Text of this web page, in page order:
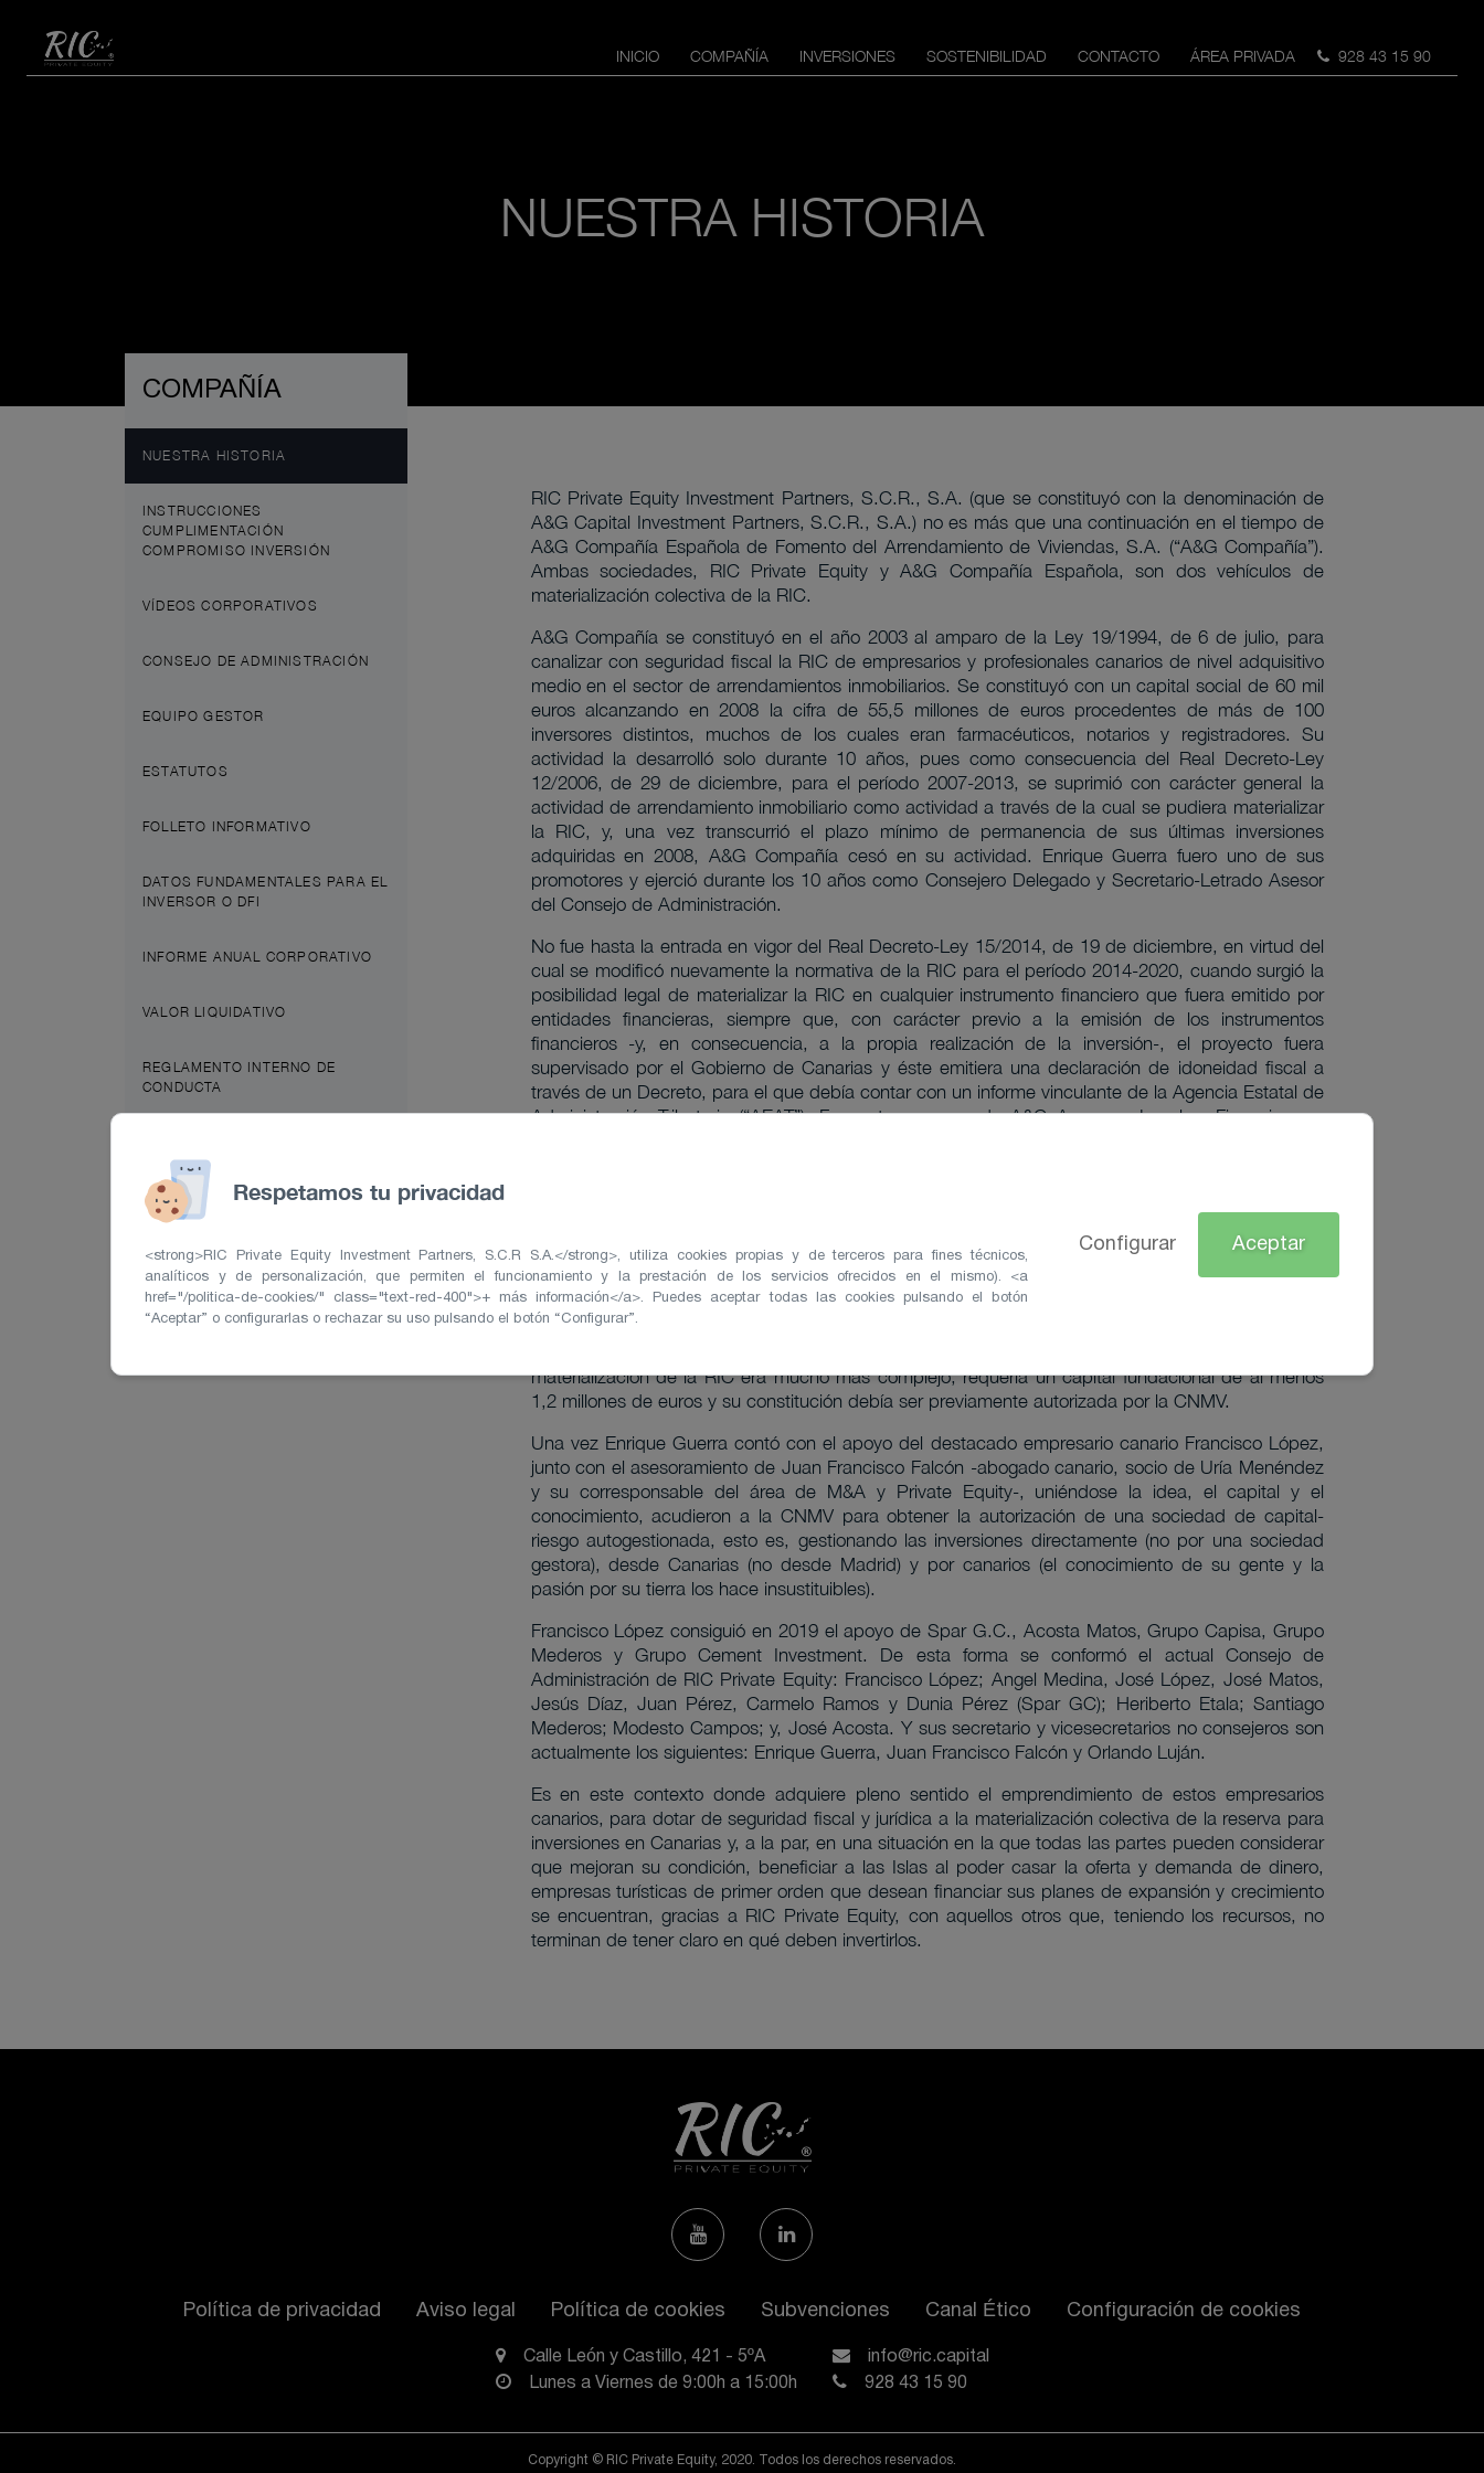
INICIO COMPAÑÍA INVERSIONES SOSTENIBILIDAD CONTACTO ÁREA PRIVADA 928 43 15 90
NUESTRA HISTORIA
COMPAÑÍA
NUESTRA HISTORIA
INSTRUCCIONES
CUMPLIMENTACIÓN
COMPROMISO INVERSIÓN
VÍDEOS CORPORATIVOS
CONSEJO DE ADMINISTRACIÓN
EQUIPO GESTOR
ESTATUTOS
FOLLETO INFORMATIVO
DATOS FUNDAMENTALES PARA EL
INVERSOR O DFI
INFORME ANUAL CORPORATIVO
VALOR LIQUIDATIVO
REGLAMENTO INTERNO DE
CONDUCTA
CUMPLIMIENTO NORMATIVO
RIC Private Equity Investment Partners, S.C.R., S.A. (que se constituyó con la denominación de
A&G Capital Investment Partners, S.C.R., S.A.) no es más que una continuación en el tiempo de
A&G Compañía Española de Fomento del Arrendamiento de Viviendas, S.A. (“A&G Compañía”).
Ambas sociedades, RIC Private Equity y A&G Compañía Española, son dos vehículos de
materialización colectiva de la RIC.
A&G Compañía se constituyó en el año 2003 al amparo de la Ley 19/1994, de 6 de julio, para
canalizar con seguridad fiscal la RIC de empresarios y profesionales canarios de nivel adquisitivo
medio en el sector de arrendamientos inmobiliarios. Se constituyó con un capital social de 60 mil
euros alcanzando en 2008 la cifra de 55,5 millones de euros procedentes de más de 100
inversores distintos, muchos de los cuales eran farmacéuticos, notarios y registradores. Su
actividad la desarrolló solo durante 10 años, pues como consecuencia del Real Decreto-Ley
12/2006, de 29 de diciembre, para el período 2007-2013, se suprimió con carácter general la
actividad de arrendamiento inmobiliario como actividad a través de la cual se pudiera materializar
la RIC, y, una vez transcurrió el plazo mínimo de permanencia de sus últimas inversiones
adquiridas en 2008, A&G Compañía cesó en su actividad. Enrique Guerra fuero uno de sus
promotores y ejerció durante los 10 años como Consejero Delegado y Secretario-Letrado Asesor
del Consejo de Administración.
No fue hasta la entrada en vigor del Real Decreto-Ley 15/2014, de 19 de diciembre, en virtud del
cual se modificó nuevamente la normativa de la RIC para el período 2014-2020, cuando surgió la
posibilidad legal de materializar la RIC en cualquier instrumento financiero que fuera emitido por
entidades financieras, siempre que, con carácter previo a la emisión de los instrumentos
financieros -y, en consecuencia, a la propia realización de la inversión-, el proyecto fuera
supervisado por el Gobierno de Canarias y éste emitiera una declaración de idoneidad fiscal a
través de un Decreto, para el que debía contar con un informe vinculante de la Agencia Estatal de
Administración Tributaria (“AEAT”). Fue entonces cuando A&G Asesores Legales, Financieros y
de Canarias, pues el pasado, el presente y el futuro de las Islas no puede concebirse sin él.
Se comenzó nuevamente a estudiar y planificar la posibilidad de materialización de la RIC, en
esta ocasión a través de una sociedad de capital-riesgo, aunque aplicando los procedimientos de
entrada, mantenimiento y salida de la sociedad de forma similar a la que tanta seguridad y éxito
ofreció A&G Compañía, y siempre bajo el imprescindible paraguas de la seguridad fiscal que le
materialización de la RIC era mucho más complejo, requería un capital fundacional de al menos
1,2 millones de euros y su constitución debía ser previamente autorizada por la CNMV.
Una vez Enrique Guerra contó con el apoyo del destacado empresario canario Francisco López,
junto con el asesoramiento de Juan Francisco Falcón -abogado canario, socio de Uría Menéndez
y su corresponsable del área de M&A y Private Equity-, uniéndose la idea, el capital y el
conocimiento, acudieron a la CNMV para obtener la autorización de una sociedad de capital-
riesgo autogestionada, esto es, gestionando las inversiones directamente (no por una sociedad
gestora), desde Canarias (no desde Madrid) y por canarios (el conocimiento de su gente y la
pasión por su tierra los hace insustituibles).
Francisco López consiguió en 2019 el apoyo de Spar G.C., Acosta Matos, Grupo Capisa, Grupo
Mederos y Grupo Cement Investment. De esta forma se conformó el actual Consejo de
Administración de RIC Private Equity: Francisco López; Angel Medina, José López, José Matos,
Jesús Díaz, Juan Pérez, Carmelo Ramos y Dunia Pérez (Spar GC); Heriberto Etala; Santiago
Mederos; Modesto Campos; y, José Acosta. Y sus secretario y vicesecretarios no consejeros son
actualmente los siguientes: Enrique Guerra, Juan Francisco Falcón y Orlando Luján.
Es en este contexto donde adquiere pleno sentido el emprendimiento de estos empresarios
canarios, para dotar de seguridad fiscal y jurídica a la materialización colectiva de la reserva para
inversiones en Canarias y, a la par, en una situación en la que todas las partes pueden considerar
que mejoran su condición, beneficiar a las Islas al poder casar la oferta y demanda de dinero,
empresas turísticas de primer orden que desean financiar sus planes de expansión y crecimiento
se encuentran, gracias a RIC Private Equity, con aquellos otros que, teniendo los recursos, no
terminan de tener claro en qué deben invertirlos.
Política de privacidad Aviso legal Política de cookies Subvenciones Canal Ético Configuración de cookies
Calle León y Castillo, 421 - 5ºA
Lunes a Viernes de 9:00h a 15:00h
info@ric.capital
928 43 15 90
Copyright © RIC Private Equity, 2020. Todos los derechos reservados.
Respetamos tu privacidad
<strong>RIC Private Equity Investment Partners, S.C.R S.A.</strong>, utiliza cookies propias y de terceros para fines técnicos,
analíticos y de personalización, que permiten el funcionamiento y la prestación de los servicios ofrecidos en el mismo). <a
href="/politica-de-cookies/" class="text-red-400">+ más información</a>. Puedes aceptar todas las cookies pulsando el botón
“Aceptar” o configurarlas o rechazar su uso pulsando el botón “Configurar”.
Configurar Aceptar